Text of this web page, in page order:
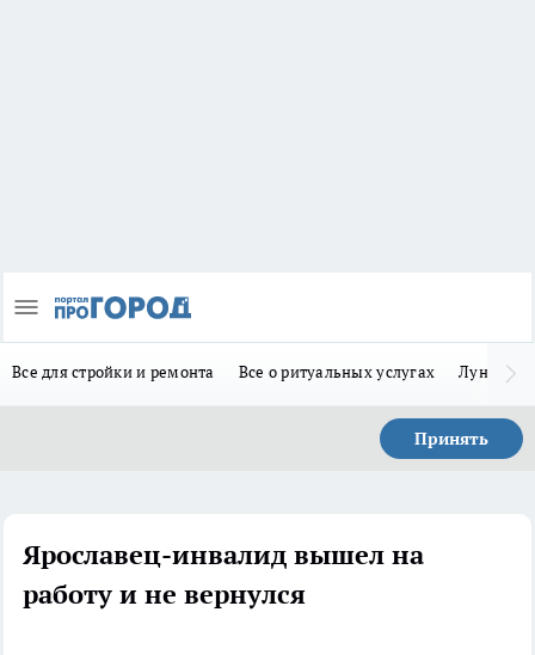
Все для стройки и ремонта Все о ритуальных услугах Лунно-
Принять
Ярославец-инвалид вышел на
работу и не вернулся